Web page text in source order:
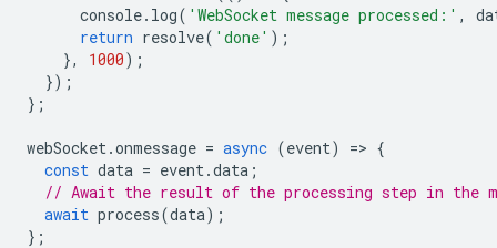
console. log( 'WebSocket message processed:' ,
return resolve( 'done' );
},
1000);
});
};
webSocket.onmessage = async (event) => {
const data = event.data ;
// Await the result of the processing step in the
await process(data);
};